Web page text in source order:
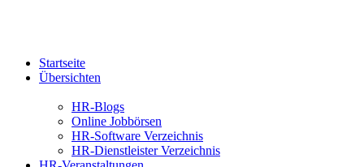
Startseite
Übersichten
HR-Blogs
Online Jobbörsen
HR-Software Verzeichnis
HR-Dienstleister Verzeichnis